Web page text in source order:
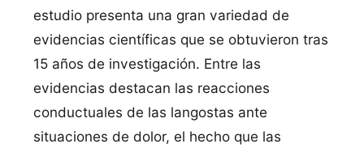
estudio presenta una gran variedad de
evidencias cientí­ficas que se obtuvieron tras
15 años de investigación. Entre las
evidencias destacan las reacciones
conductuales de las langostas ante
situaciones de dolor, el hecho que las